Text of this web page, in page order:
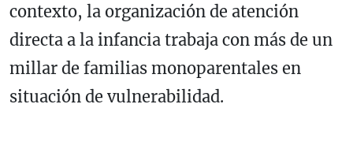
contexto, la organización de atención
directa a la infancia trabaja con más de un
millar de familias monoparentales en
situación de vulnerabilidad.